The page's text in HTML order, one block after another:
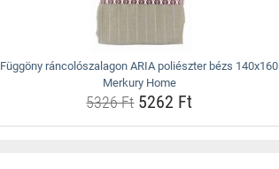
Függöny ráncolószalagon ARIA poliészter bézs 140x160
Merkury Home
5326 Ft5262 Ft